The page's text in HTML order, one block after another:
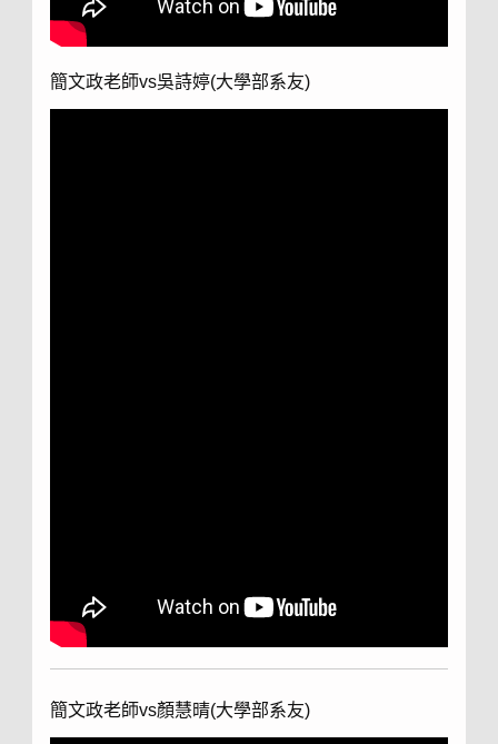
簡文政老師vs吳詩婷(大學部系友)
簡文政老師vs顏慧晴(大學部系友)